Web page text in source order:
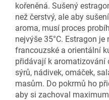
kořeněná. Sušený
než čerstvý, ale aby
aroma, musí proces
nejvýše 35°C. Estragon
francouzské a orientální
přidávají k aromatizování
sýrů, nádivek, omáček,
masům. Do pokrmů ho
aby si zachoval